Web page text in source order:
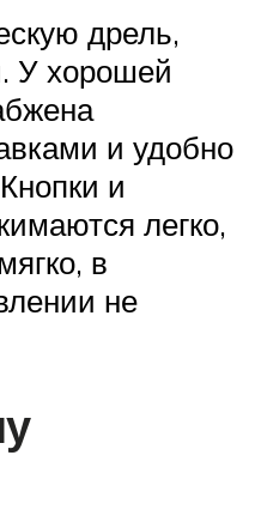
дрель,
У хорошей
и удобно
и
легко,
в
не